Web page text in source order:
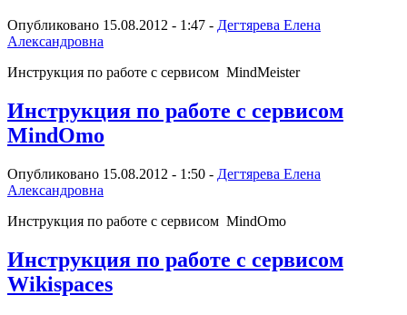
Опубликовано 15.08.2012 - 1:47 - Дегтярева Елена
Александровна
Инструкция по работе с сервисом MindMeister
Инструкция по работе с сервисом
MindOmo
Опубликовано 15.08.2012 - 1:50 - Дегтярева Елена
Александровна
Инструкция по работе с сервисом MindOmo
Инструкция по работе с сервисом
Wikispaces